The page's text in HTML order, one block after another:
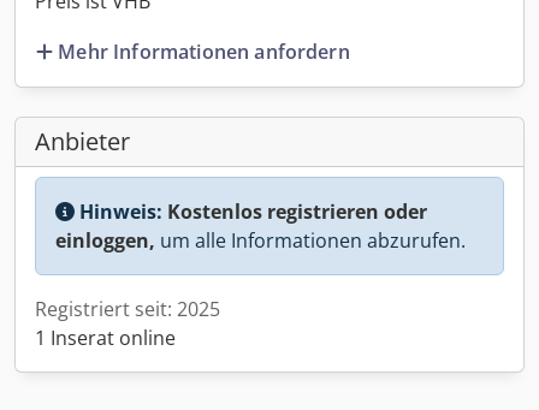
Mehr Informationen anfordern
Anbieter
Hinweis: Kostenlos registrieren oder
einloggen, um alle Informationen abzurufen.
Registriert seit: 2025
1 Inserat online